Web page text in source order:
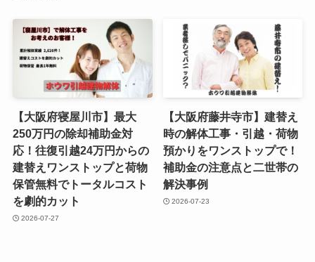
【大阪府寝屋川市】最大
250万円の除却補助金対
応！往復引越24万円からの
建替えワンストップと荷物
保管無料でトータルコスト
を劇的カット
2026-07-27
【大阪府藤井寺市】建替え
時の解体工事・引越・荷物
預かりをワンストップで！
補助金の注意点と二世帯の
解決事例
2026-07-23